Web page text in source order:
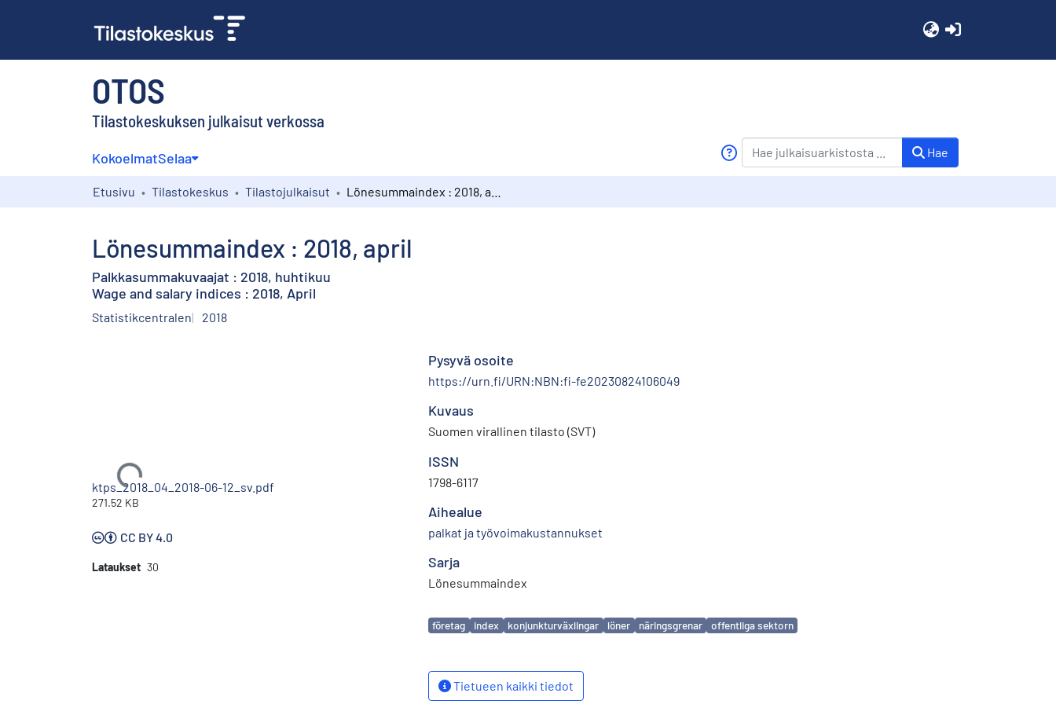
OTOS
Tilastokeskuksen julkaisut verkossa
KokoelmatSelaa Hae
Etusivu Tilastokeskus Tilastojulkaisut
Lönesummaindex : 2018, april
Palkkasummakuvaajat : 2018, huhtikuu
Wage and salary indices : 2018, April
Statistikcentralen 2018
Ladataan...
ktps_2018_04_2018-06-12_sv.pdf
271.52 KB
CC BY 4.0
Lataukset 30
Pysyvä osoite
https://urn.fi/URN:NBN:fi-fe20230824106049
Kuvaus
Suomen virallinen tilasto (SVT)
ISSN
1798-6117
Aihealue
palkat ja työvoimakustannukset
Sarja
Lönesummaindex
Avainsanat
företag index konjunkturväxlingar löner näringsgrenar offentliga sektorn
Tietueen kaikki tiedot